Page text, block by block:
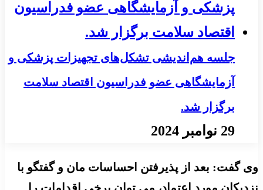
جلسه هم‌اندیشی تشکل‌های تجهیزات پزشکی و
آزمایشگاهی عضو فدراسیون اقتصاد سلامت
برگزار شد.
29 نوامبر 2024
وی گفت: بعد از پذیرفتن احساسات مان و گفتگو با
نزدیکان مورد اعتماد، می توان برخی اقدامات را